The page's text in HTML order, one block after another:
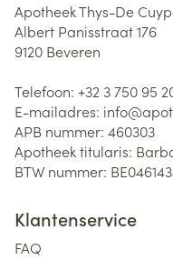
Apotheek Thys-De
Albert Panisstraat 176
9120 Beveren
Telefoon: +32 3 750 95
E-mailadres: info@
APB nummer: 460303
Apotheek titularis:
BTW nummer:
Klantenservice
FAQ